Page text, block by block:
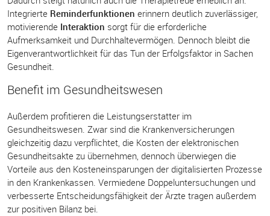
Integrierte Reminderfunktionen erinnern deutlich zuverlässiger,
motivierende Interaktion sorgt für die erforderliche
Aufmerksamkeit und Durchhaltevermögen. Dennoch bleibt die
Eigenverantwortlichkeit für das Tun der Erfolgsfaktor in Sachen
Gesundheit.
Benefit im Gesundheitswesen
Außerdem profitieren die Leistungserstatter im
Gesundheitswesen. Zwar sind die Krankenversicherungen
gleichzeitig dazu verpflichtet, die Kosten der elektronischen
Gesundheitsakte zu übernehmen, dennoch überwiegen die
Vorteile aus den Kosteneinsparungen der digitalisierten Prozesse
in den Krankenkassen. Vermiedene Doppeluntersuchungen und
verbesserte Entscheidungsfähigkeit der Ärzte tragen außerdem
zur positiven Bilanz bei.